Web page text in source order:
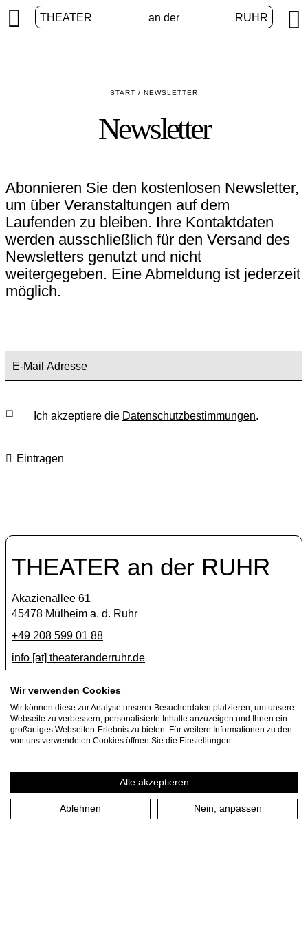
THEATER an der RUHR
 
START / NEWSLETTER
Newsletter
Abonnieren Sie den kostenlosen Newsletter,
um über Veranstaltungen auf dem
Laufenden zu bleiben. Ihre Kontaktdaten
werden ausschließlich für den Versand des
Newsletters genutzt und nicht
weitergegeben. Eine Abmeldung ist jederzeit
möglich.
Ich akzeptiere die Datenschutzbestimmungen.
Eintragen
THEATER an der RUHR
Akazienallee 61
45478 Mülheim a. d. Ruhr
+49 208 599 01 88
info [​at​] theateranderruhr.de
Facebook
Instagram
Newsletter
Datenschutzerklärung Cookie-Einstellungen
Wir verwenden Cookies
Wir können diese zur Analyse unserer Besucherdaten platzieren, um unsere
Webseite zu verbessern, personalisierte Inhalte anzuzeigen und Ihnen ein
großartiges Webseiten-Erlebnis zu bieten. Für weitere Informationen zu den
von uns verwendeten Cookies öffnen Sie die Einstellungen.
Alle akzeptieren
Ablehnen Nein, anpassen